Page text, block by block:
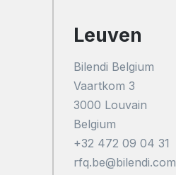
Leuven
Bilendi Belgium
Vaartkom 3
3000 Louvain
Belgium
+32 472 09 04 31
rfq.be@bilendi.com